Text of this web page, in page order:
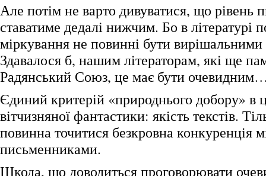
Але потім не варто дивуватися, що рівень
ставатиме дедалі нижчим. Бо в літературі
міркування не повинні бути
Здавалося б, нашим літераторам, які ще
Радянський Союз, це має бути
Єдиний критерій «природнього добору» в
вітчизняної фантастики: якість текстів.
повинна точитися безкровна конкуренція
письменниками.
Шкода, що доводиться проговорювати